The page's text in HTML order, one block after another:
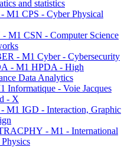
and statistics
M1 CPS - Cyber Physical
M1 CSN - Computer Science
- M1 Cyber - Cybersecurity
- M1 HPDA - High
Data Analytics
Informatique - Voie Jacques
- X
M1 IGD - Interaction, Graphic
- M1 - International